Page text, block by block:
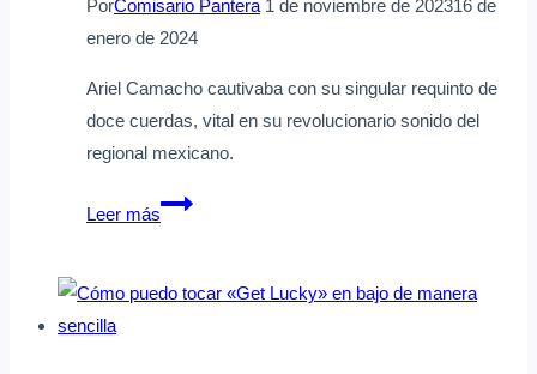
PorComisario Pantera 1 de noviembre de 202316 de
enero de 2024
Ariel Camacho cautivaba con su singular requinto de
doce cuerdas, vital en su revolucionario sonido del
regional mexicano.
Leer más
Qué
requinto